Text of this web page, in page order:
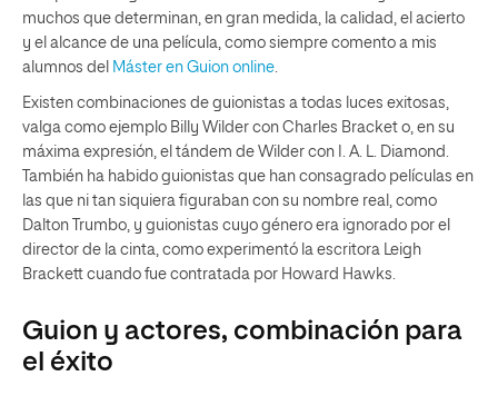
muchos que determinan, en gran medida, la calidad, el acierto
y el alcance de una película, como siempre comento a mis
alumnos del Máster en Guion online.
Existen combinaciones de guionistas a todas luces exitosas,
valga como ejemplo Billy Wilder con Charles Bracket o, en su
máxima expresión, el tándem de Wilder con I. A. L. Diamond.
También ha habido guionistas que han consagrado películas en
las que ni tan siquiera figuraban con su nombre real, como
Dalton Trumbo, y guionistas cuyo género era ignorado por el
director de la cinta, como experimentó la escritora Leigh
Brackett cuando fue contratada por Howard Hawks.
Guion y actores, combinación para
el éxito